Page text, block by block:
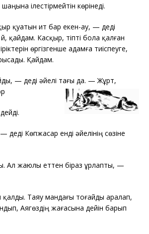
ілестірмейтін көрінеді.
қуатын ит бар екен-ау, — деді
қайдам. Касқыр, тіпті бола қалған
өргізгенше адамға тиіспеуге,
Қайдам.
— деді әйелі тағы да. — Жұрт,
Көпжасар енді әйелінің сөзіне
Ал жаюлы еттен біраз ұрлапты, —
Таяу мандағы тоғайды аралап,
Аягөздің жағасына дейін барып